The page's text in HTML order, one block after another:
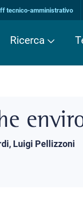
tecnico-amministrativo
Ricerca
Luigi Pellizzoni